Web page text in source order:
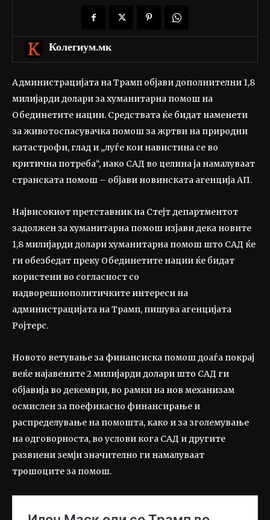
Колегиум.мк
Администрацијата на Трамп објави дополнителни 1,8
милијарди долари за хуманитарна помош на
Обединетите нации. Средствата ќе бидат наменети
за животоспасувачка помош за жртви на природни
катастрофи, глад и „луѓе кои навистина се во
критична потреба“, иако САД во целина ја намалуваат
странската помош – објави новинската агенција АП.
Највисокиот претставник на Стејт департментот
задолжен за хуманитарна помош изјави дека новите
1,8 милијарди долари хуманитарна помош што САД ќе
ги обезбедат преку Обединетите нации ќе бидат
користени во согласност со
надворешнополитичките интереси на
администрацијата на Трамп, пишува агенцијата
Ројтерс.
Новото ветување за финансиска помош доаѓа покрај
веќе најавените 2 милијарди долари што САД ги
објавија во декември, во рамки на нов механизам
осмислен за поефикасно финансирање и
распределување на помошта, како и за зголемување
на одговорноста, во услови кога САД и другите
развиени земји значително ги намалуваат
трошоците за помош.